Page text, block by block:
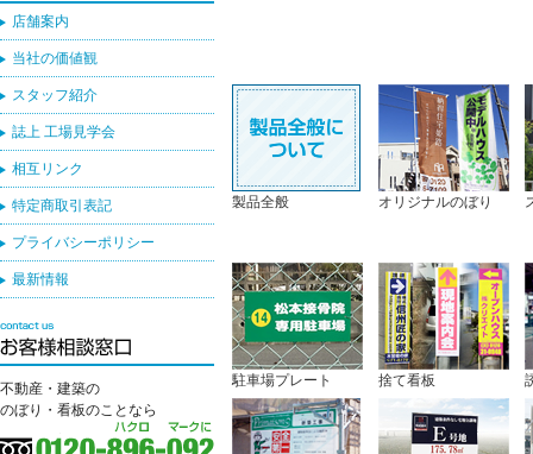
製品全般 オリジナルのぼり
駐車場プレート 捨て看板
店舗案内
当社の価値観
スタッフ紹介
誌上 工場見学会
相互リンク
特定商取引表記
プライバシーポリシー
最新情報
不動産・建築の
のぼり・看板のことなら